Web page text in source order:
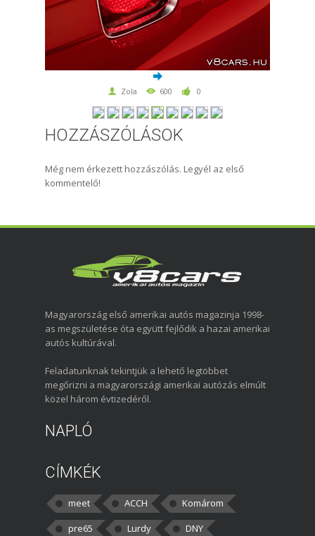
Zola 600 0
HOZZÁSZÓLÁSOK
Még nem érkezett hozzászólás. Legyél az első
kommentelő!
Magyarország első amerikai autós magazinja 1998-
as megszületése óta együtt fejlődik a hazai amerikai
autós kultúrával.
Feladatunknak tekintjük a lehető legtöbbet
megőrizni a magyarországi amerikai autózás elmúlt
közel három évtizedéről.
NAPLÓ
CÍMKÉK
meet ACCH
Komárom
pre65
Lurdy DNY